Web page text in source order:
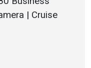
| Cruise